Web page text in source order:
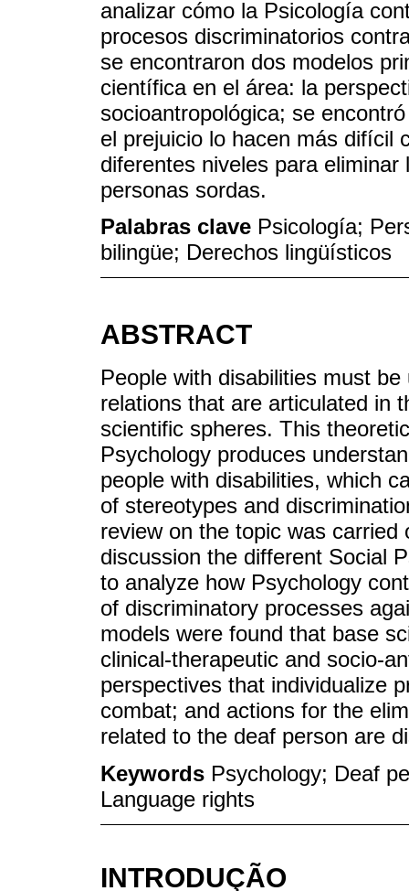
analizar cómo la Psicología
procesos discriminatorios
se encontraron dos modelos
científica en el área: la
socioantropológica; se
el prejuicio lo hacen más difícil
diferentes niveles para
personas sordas.
Palabras clave Psicología;
bilingüe; Derechos lingüísticos
ABSTRACT
People with disabilities must
relations that are articulated in
scientific spheres. This
Psychology produces
people with disabilities, which
of stereotypes and
review on the topic was
discussion the different Social
to analyze how Psychology
of discriminatory processes
models were found that base
clinical-therapeutic and socio-
perspectives that individualize
combat; and actions for the
related to the deaf person are
Keywords Psychology; Deaf
Language rights
INTRODUÇÃO